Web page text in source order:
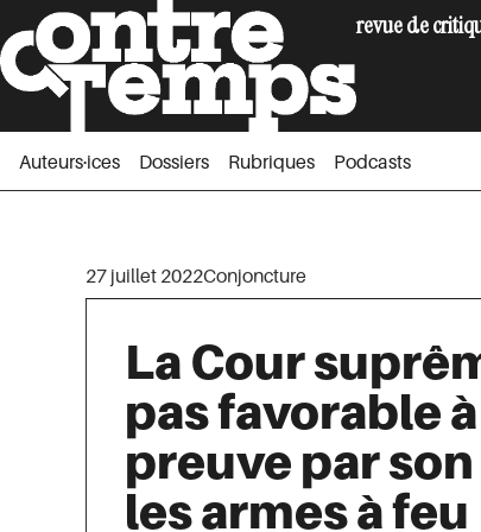
Auteurs·ices
revue de
Auteurs·ices Dossiers Rubriques Podcasts
27 juillet 2022Conjoncture
La Cour
pas favorable
preuve par
les armes à feu